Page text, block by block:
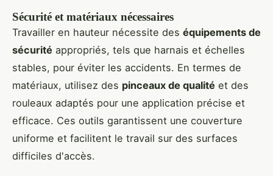
Sécurité et matériaux nécessaires
Travailler en hauteur nécessite des équipements de
sécurité appropriés, tels que harnais et échelles
stables, pour éviter les accidents. En termes de
matériaux, utilisez des pinceaux de qualité et des
rouleaux adaptés pour une application précise et
efficace. Ces outils garantissent une couverture
uniforme et facilitent le travail sur des surfaces
difficiles d'accès.